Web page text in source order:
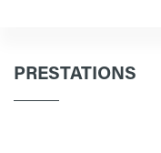
PRESTATIONS